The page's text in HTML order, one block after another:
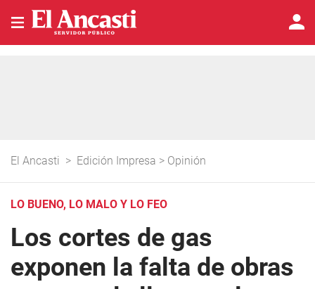
El Ancasti > Edición Impresa > Opinión
LO BUENO, LO MALO Y LO FEO
Los cortes de gas
exponen la falta de obras